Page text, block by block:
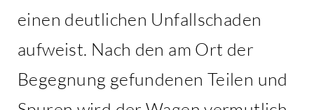
einen deutlichen Unfallschaden
aufweist. Nach den am Ort der
Begegnung gefundenen Teilen und